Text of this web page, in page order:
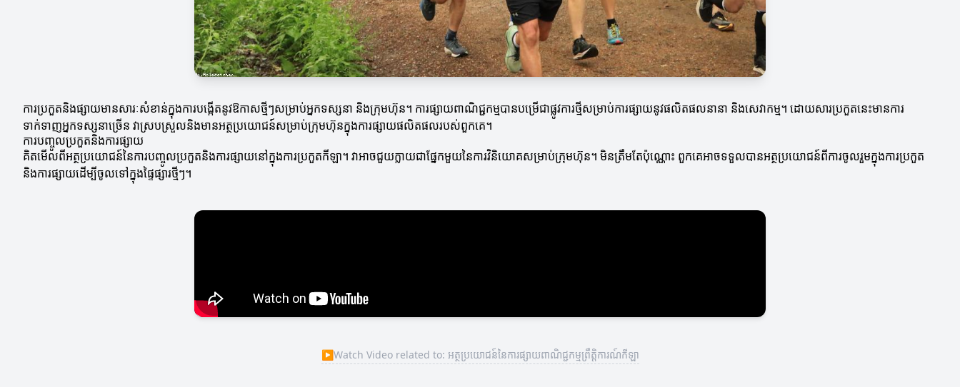
ការប្រកួតនិងផ្សាយមានសារៈសំខាន់ក្នុងការបង្កើតនូវឱកាសថ្មីៗសម្រាប់អ្នកទស្សនា និងក្រុមហ៊ុន។ ការផ្សាយពាណិជ្ជកម្មបានបម្រើជាផ្លូវការថ្មីសម្រាប់ការផ្សាយនូវផលិតផលនានា និងសេវាកម្ម។ ដោយសារប្រកួតនេះមានការ
ទាក់ទាញអ្នកទស្សនាច្រើន វាស្របស្រួលនិងមានអត្ថប្រយោជន៍សម្រាប់ក្រុមហ៊ុនក្នុងការផ្សាយផលិតផលរបស់ពួកគេ។
ការបញ្ចូលប្រកួតនិងការផ្សាយ
គិតមើលពីអត្ថប្រយោជន៍​នៃ​ការ​បញ្ចូល​ប្រកួត​និង​ការផ្សាយ​នៅក្នុងការប្រកួតកីឡា។ វាអាចជួយក្លាយជាផ្នែកមួយនៃការវិនិយោគសម្រាប់ក្រុមហ៊ុន។ មិនត្រឹមតែប៉ុណ្ណោះ ពួកគេអាចទទួលបានអត្ថប្រយោជន៍ពីការចូលរួមក្នុងការប្រកួត
និងការផ្សាយដើម្បីចូលទៅក្នុងផ្ទៃផ្សារថ្មីៗ។
▶Watch Video related to: អត្ថប្រយោជន៍នៃការផ្សាយពាណិជ្ជកម្មព្រឹត្តិការណ៍កីឡា